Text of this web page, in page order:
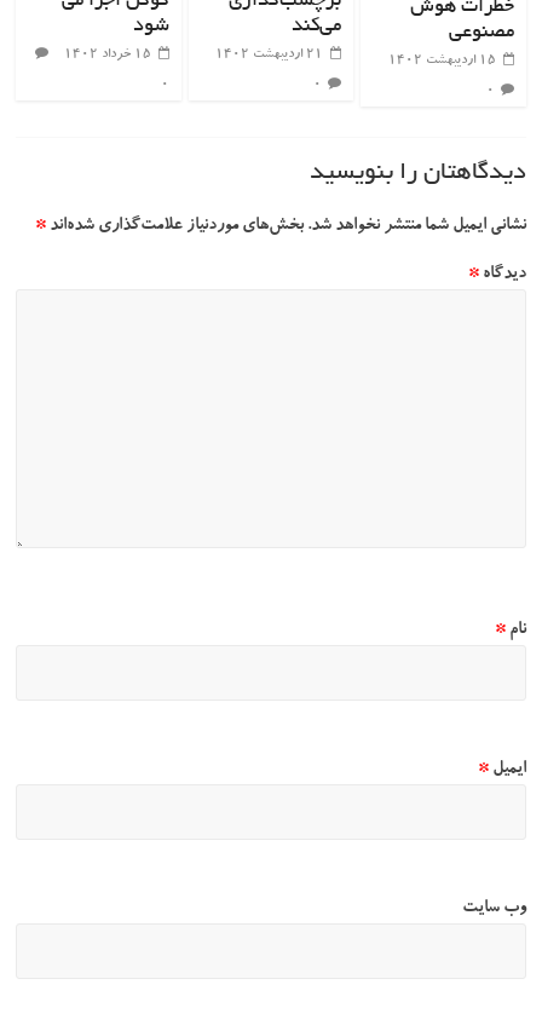
خطرات هوش
مصنوعی
۱۵ اردیبهشت ۱۴۰۲
۰
می‌کند
۲۱ اردیبهشت ۱۴۰۲
۰
شود
۱۵ خرداد ۱۴۰۲
۰
دیدگاهتان را بنویسید
نشانی ایمیل شما منتشر نخواهد شد. بخش‌های موردنیاز علامت‌گذاری شده‌اند*
دیدگاه*
نام*
ایمیل*
وب‌ سایت